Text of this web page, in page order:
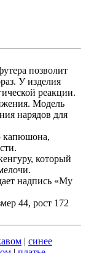
позволит
У изделия
реакции.
Модель
нарядов для
капюшона,
который
надпись «My
44, рост 172
| синее